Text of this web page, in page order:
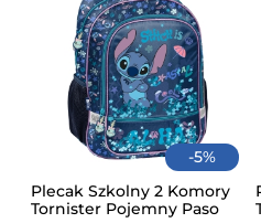
-5%
Plecak Szkolny 2 Komory
Tornister Pojemny Paso